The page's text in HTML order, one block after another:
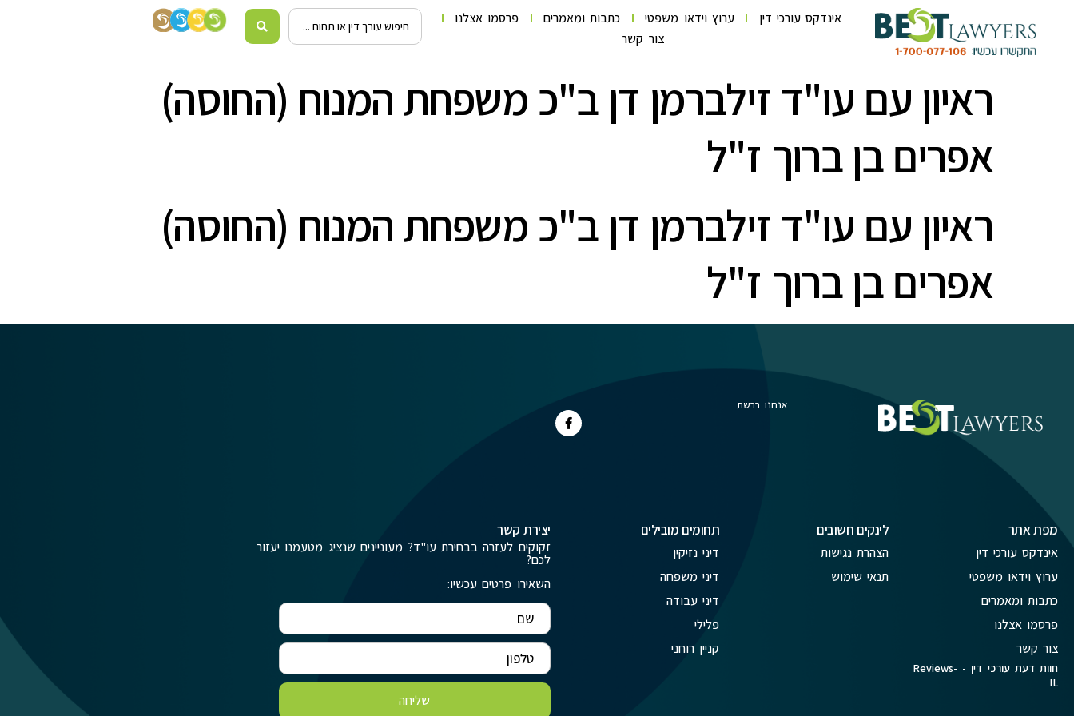
אינדקס עורכי דין ערוץ וידאו משפטי כתבות ומאמרים
פרסמו אצלנו
צור קשר
ראיון עם עו"ד זילברמן דן ב"כ משפחת המנוח (החוסה)
אפרים בן ברוך ז"ל
ראיון עם עו"ד זילברמן דן ב"כ משפחת המנוח (החוסה)
אפרים בן ברוך ז"ל
אנחנו ברשת
מפת אתר
אינדקס עורכי דין
ערוץ וידאו משפטי
כתבות ומאמרים
פרסמו אצלנו
צור קשר
חוות דעת עורכי דין - Reviews-
IL
לינקים חשובים
הצהרת נגישות
תנאי שימוש
תחומים מובילים
דיני נזיקין
דיני משפחה
דיני עבודה
פלילי
קניין רוחני
יצירת קשר
זקוקים לעזרה בבחירת עו"ד? מעוניינים שנציג מטעמנו יעזור
לכם?
השאירו פרטים עכשיו:
שליחה